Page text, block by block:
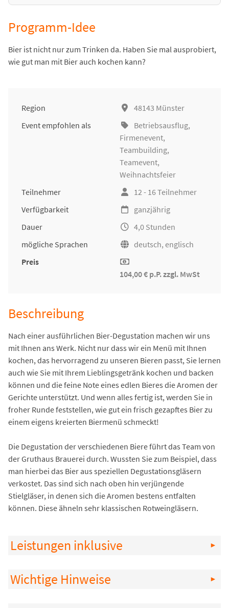
Programm-Idee
Bier ist nicht nur zum Trinken da. Haben Sie mal ausprobiert,
wie gut man mit Bier auch kochen kann?
Region
48143 Münster
Event empfohlen als
Betriebsausflug,
Firmenevent,
Teambuilding,
Teamevent,
Weihnachtsfeier
Teilnehmer
12 - 16 Teilnehmer
Verfügbarkeit
ganzjährig
Dauer
4,0 Stunden
mögliche Sprachen
deutsch, englisch
Preis
104,00 € p.P. zzgl. MwSt
Beschreibung
Nach einer ausführlichen Bier-Degustation machen wir uns
mit Ihnen ans Werk. Nicht nur dass wir ein Menü mit Ihnen
kochen, das hervorragend zu unseren Bieren passt, Sie lernen
auch wie Sie mit Ihrem Lieblingsgetränk kochen und backen
können und die feine Note eines edlen Bieres die Aromen der
Gerichte unterstützt. Und wenn alles fertig ist, werden Sie in
froher Runde feststellen, wie gut ein frisch gezapftes Bier zu
einem eigens kreierten Biermenü schmeckt!
Die Degustation der verschiedenen Biere führt das Team von
der Gruthaus Brauerei durch. Wussten Sie zum Beispiel, dass
man hierbei das Bier aus speziellen Degustationsgläsern
verkostet. Das sind sich nach oben hin verjüngende
Stielgläser, in denen sich die Aromen bestens entfalten
können. Diese ähneln sehr klassischen Rotweingläsern.
Leistungen inklusive
Wichtige Hinweise